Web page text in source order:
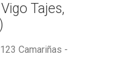
Tajes,
Camariñas -